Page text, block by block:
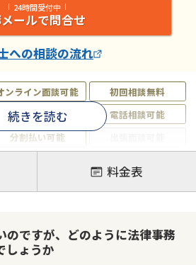
ンライン面談可能
初回相談無料
19時以降電話可能
電話相談可能
分割払い可能
時効援用
過払い金返還請求
住宅ローン
続きを読む
24時間受付中
メールで問合せ
への相談の流れ
料金表
のですが、どのように法律事務
しょうか